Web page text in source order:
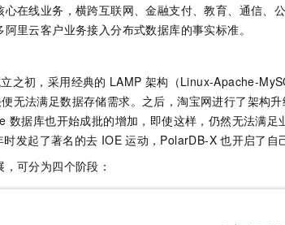
心在线业务，横跨互联网、金融支付、教育、通信、
里云客户业务接入分布式数据库的事实标准。
之初，采用经典的 LAMP 架构（Linux-Apache-
无法满足数据存储需求。之后，淘宝网进行了架构
数据库也开始成批的增加，即使这样，仍然无法满
时发起了著名的去 IOE 运动， PolarDB-X 也开启了自
可分为四个阶段：